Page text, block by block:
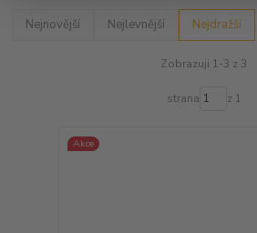
Nejnovější Nejlevnější Nejdražší
Zobrazuji 1-3 z 3
strana z 1
Akce